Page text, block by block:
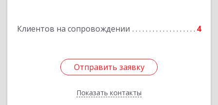
Клиентов на сопровождении 4
Отправить заявку
Показать контакты
Подробнее
Отправить заявку
Назад